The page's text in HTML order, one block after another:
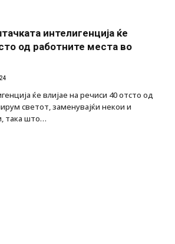
интелигенција ќе
од работните места во
ќе влијае на речиси 40 отсто од
светот, заменувајќи некои и
така што…